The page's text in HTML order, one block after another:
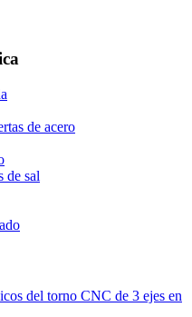
de acero
de sal
del torno CNC de 3 ejes en